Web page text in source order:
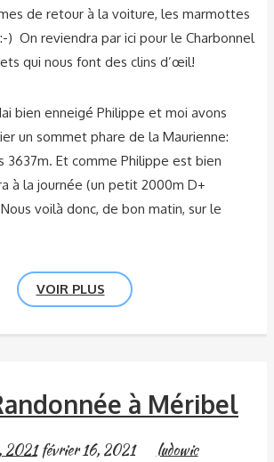
de retour à la voiture, les marmottes
) On reviendra par ici pour le Charbonnel
qui nous font des clins d’œil!
bien enneigé Philippe et moi avons
un sommet phare de la Maurienne:
3637m. Et comme Philippe est bien
à la journée (un petit 2000m D+
voilà donc, de bon matin, sur le
VOIR PLUS
à Méribel
2021 février 16, 2021
ludowic